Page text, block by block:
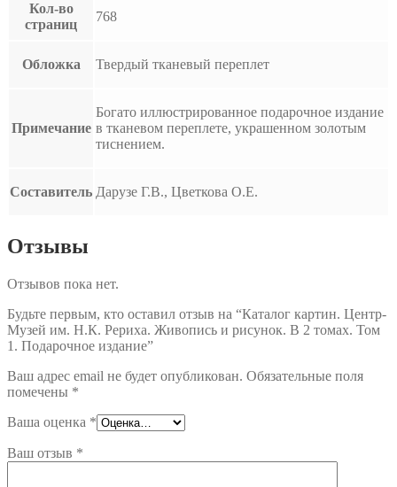
Кол-во
страниц
768
Обложка Твердый тканевый переплет
Примечание
Богато иллюстрированное подарочное издание
в тканевом переплете, украшенном золотым
тиснением.
Составитель Дарузе Г.В., Цветкова О.Е.
Отзывы
Отзывов пока нет.
Будьте первым, кто оставил отзыв на “Каталог картин. Центр-
Музей им. Н.К. Рериха. Живопись и рисунок. В 2 томах. Том
1. Подарочное издание”
Ваш адрес email не будет опубликован. Обязательные поля
помечены *
Ваша оценка *
Ваш отзыв *